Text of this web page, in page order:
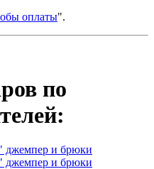
оплаты".
по